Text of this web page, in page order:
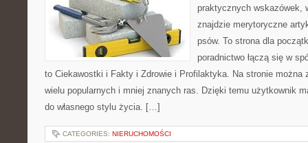
praktycznych wskazówek,
znajdzie merytoryczne
psów. To strona dla
poradnictwo łączą się w
to Ciekawostki i Fakty i Zdrowie i Profilaktyka. Na stronie można
wielu popularnych i mniej znanych ras. Dzięki temu użytkownik
do własnego stylu życia. […]
CATEGORIES: NIERUCHOMOŚCI